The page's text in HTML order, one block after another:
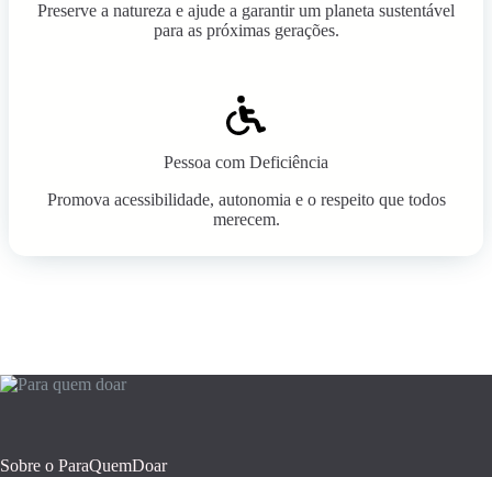
Preserve a natureza e ajude a garantir um planeta sustentável
para as próximas gerações.
Pessoa com Deficiência
Promova acessibilidade, autonomia e o respeito que todos
merecem.
Sobre o ParaQuemDoar